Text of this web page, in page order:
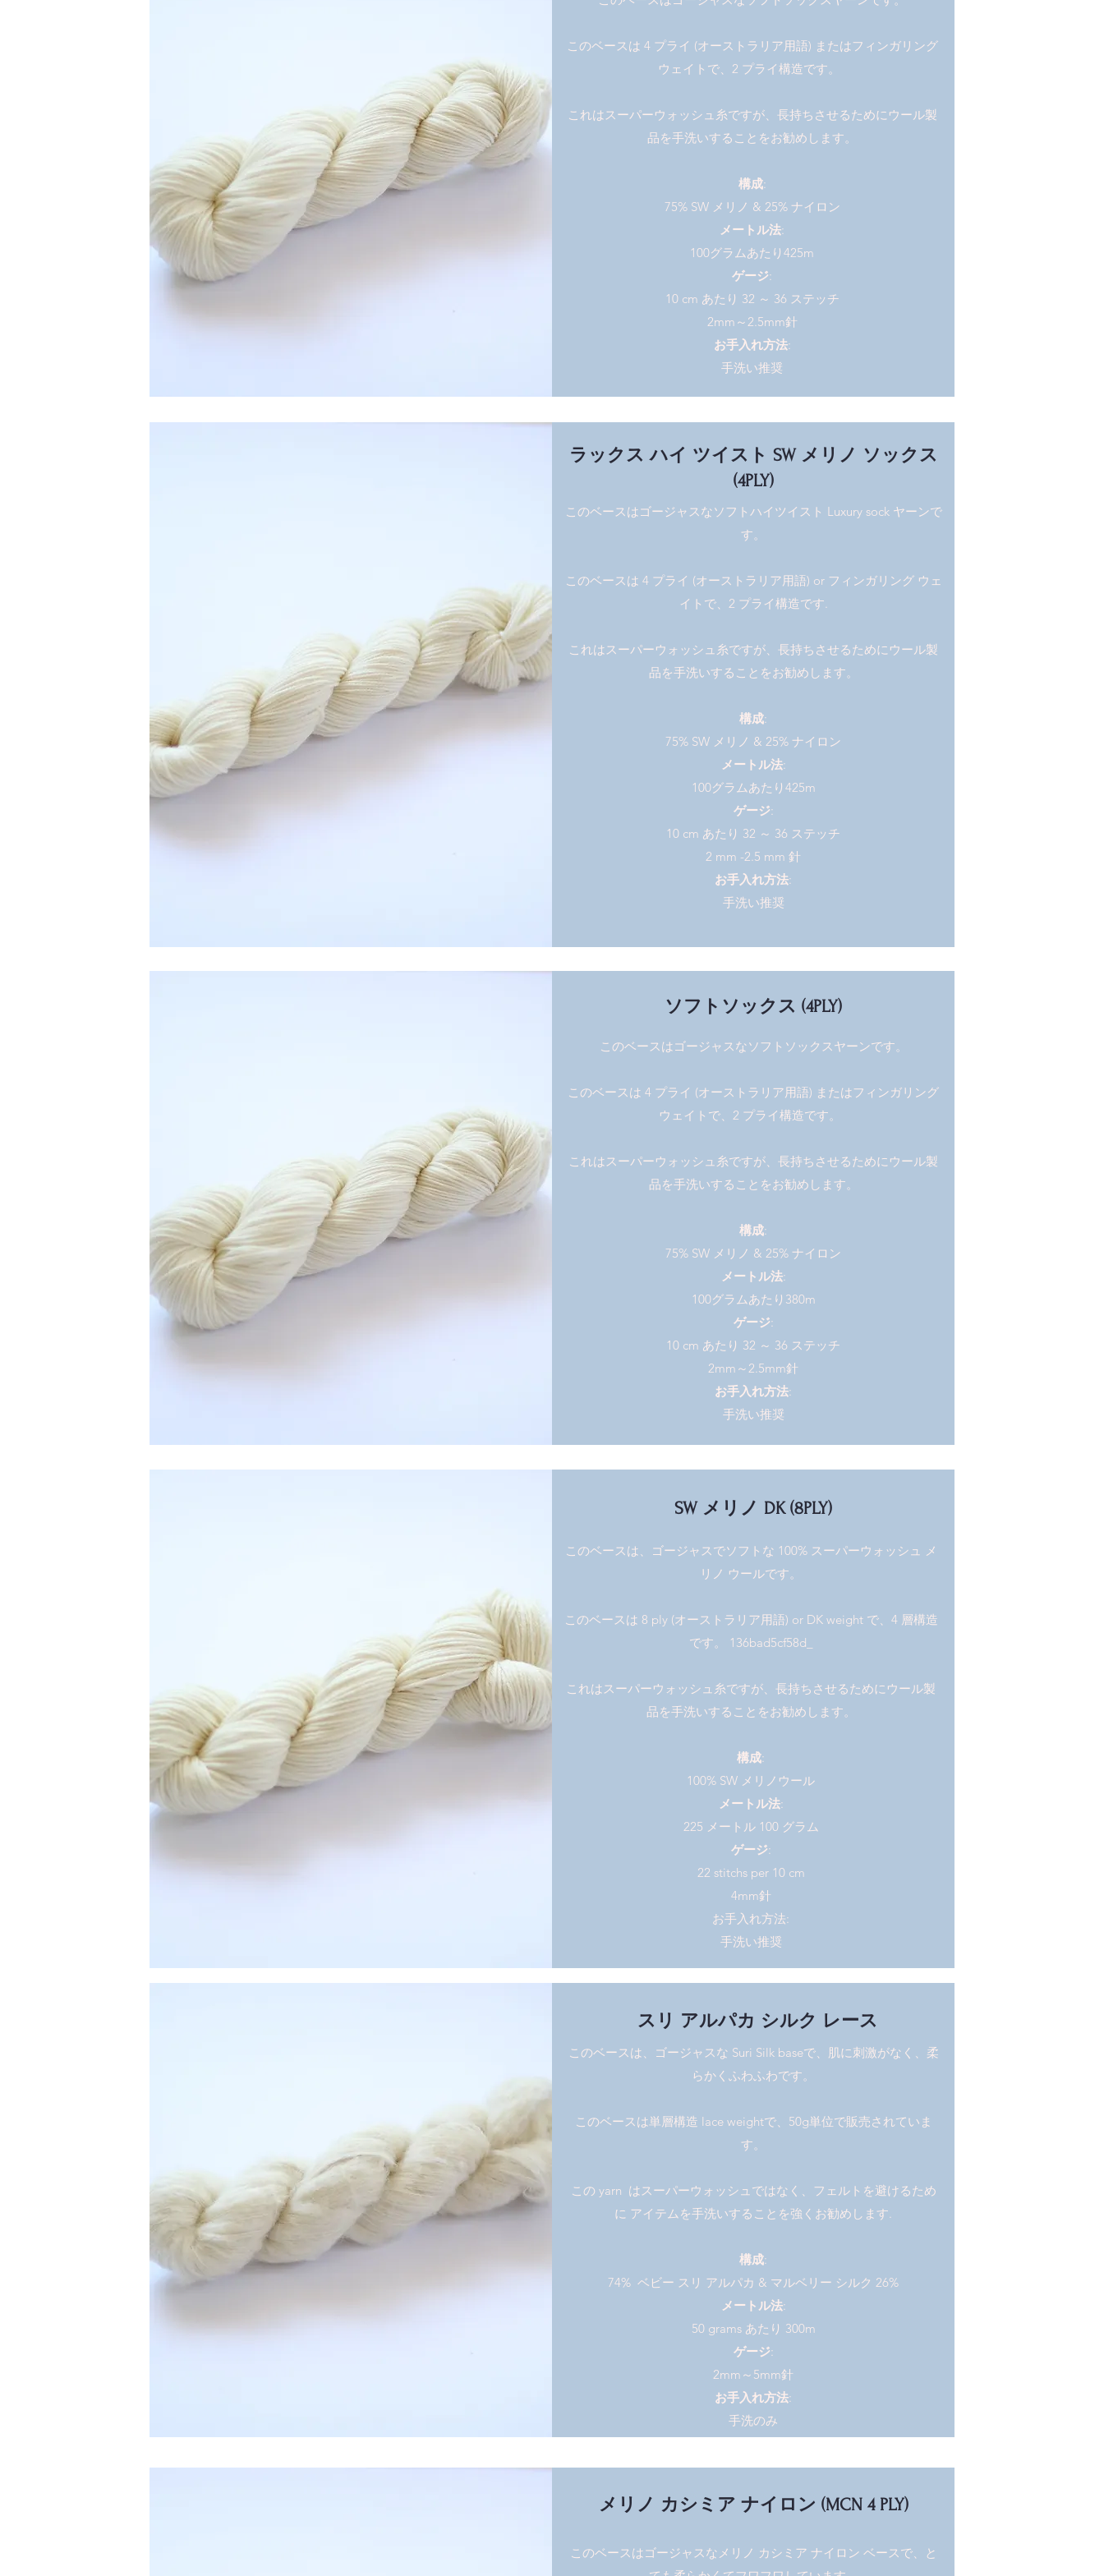
このベースは 4 プライ (オーストラリア用語) またはフィンガリング
ウェイトで、2 プライ構造です。
これはスーパーウォッシュ糸ですが、長持ちさせるためにウール製
品を手洗いすることをお勧めします。
構成:
75% SW メリノ & 25% ナイロン
メートル法:
100グラムあたり425m
ゲージ:
10 cm あたり 32 ～ 36 ステッチ
2mm～2.5mm針
お手入れ方法:
手洗い推奨
ラックス ハイ ツイスト SW メリノ ソックス
(4PLY)
このベースはゴージャスなソフトハイツイスト Luxury sock ヤーンで
す。
このベースは 4 プライ (オーストラリア用語) or フィンガリング ウェ
イトで、2 プライ構造です.
これはスーパーウォッシュ糸ですが、長持ちさせるためにウール製
品を手洗いすることをお勧めします。
構成:
75% SW メリノ & 25% ナイロン
メートル法:
100グラムあたり425m
ゲージ:
10 cm あたり 32 ～ 36 ステッチ
2 mm -2.5 mm 針
お手入れ方法:
手洗い推奨
ソフトソックス (4PLY)
このベースはゴージャスなソフトソックスヤーンです。
このベースは 4 プライ (オーストラリア用語) またはフィンガリング
ウェイトで、2 プライ構造です。
これはスーパーウォッシュ糸ですが、長持ちさせるためにウール製
品を手洗いすることをお勧めします。
構成:
75% SW メリノ & 25% ナイロン
メートル法:
100グラムあたり380m
ゲージ:
10 cm あたり 32 ～ 36 ステッチ
2mm～2.5mm針
お手入れ方法:
手洗い推奨
SW メリノ DK (8PLY)
このベースは、ゴージャスでソフトな 100% スーパーウォッシュ メ
リノ ウールです。
このベースは 8 ply (オーストラリア用語) or DK weight で、4 層構造
です。 136bad5cf58d_
これはスーパーウォッシュ糸ですが、長持ちさせるためにウール製
品を手洗いすることをお勧めします。
構成:
100% SW メリノウール
メートル法:
225 メートル 100 グラム
ゲージ:
22 stitchs per 10 cm
4mm針
お手入れ方法:
手洗い推奨
スリ アルパカ シルク レース
このベースは、ゴージャスな Suri Silk baseで、肌に刺激がなく、柔
らかくふわふわです。
このベースは単層構造 lace weightで、50g単位で販売されていま
す。
この yarn はスーパーウォッシュではなく、フェルトを避けるため
に アイテムを手洗いすることを強くお勧めします.
構成:
74% ベビー スリ アルパカ & マルベリー シルク 26%
メートル法:
50 grams あたり 300m
ゲージ:
2mm～5mm針
お手入れ方法:
手洗のみ
メリノ カシミア ナイロン (MCN 4 PLY)
このベースはゴージャスなメリノ カシミア ナイロン ベースで、と